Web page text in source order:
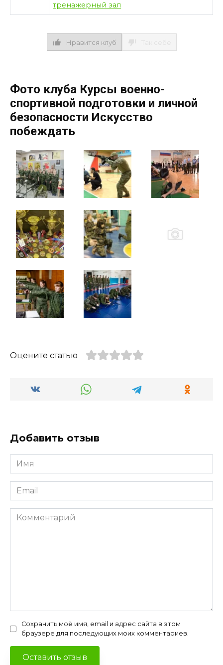
тренажерный зал
Нравится клуб
Фото клуба Курсы военно-
спортивной подготовки и личной
безопасности Искусство
побеждать
Оцените статью
Добавить отзыв
Имя
*
Email
*
Комментарий
Сохранить моё имя, email и адрес сайта в этом
браузере для последующих моих комментариев.